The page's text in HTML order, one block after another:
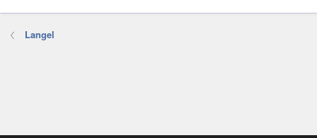
Langel